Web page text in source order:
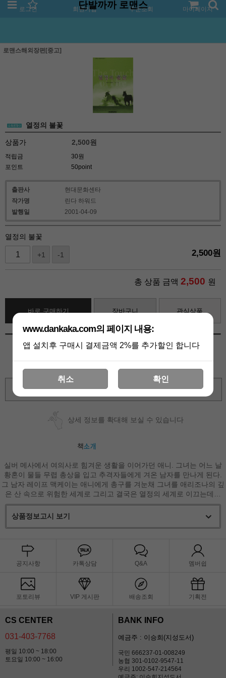
로그인 회원가입 주문조회 마이페이지
단발까까 로맨스
로맨스해외장편[중고]
열정의 불꽃
상품가 2,500원
적립금
30원
포인트
50point
출판사
현대문화센타
작가명
린다 하워드
발행일
2001-04-09
열정의 불꽃
+1 -1 2,500원
총 상품 금액 2,500 원
바로 구매하기 장바구니 관심상품
확대보기
상세 정보를 확대해 보실 수 있습니다
실버 메사에서 여의사로 힘겨운 생활을 이어가던 애니. 그녀는 어느 날
황혼이 물들 무렵 총상을 입고 추격자들에게 겨온 남자를 만나게 된다.
그 남자 레이프 맥케이는 애니에게 총구를 겨눈채 그녀를 애리조나의 깊
은 산 속으로 위험한 세계로 그리고 결국은 열정의 세계로 이끄는데…
상품정보고시 보기
공지사항 카톡상담 Q&A 멤버쉽
포토리뷰 VIP 게시판 배송조회 기획전
CS CENTER
031-403-7768
평일 10:00 ~ 18:00
토요일 10:00 ~ 16:00
BANK INFO
예금주 : 이승희(지성도서)
국민 666237-01-008249
농협 301-0102-9547-11
우리 1002-547-214564
www.dankaka.com의 페이지 내용:
앱 설치후 구매시 결제금액 2%를 추가할인 합니다
취소 확인